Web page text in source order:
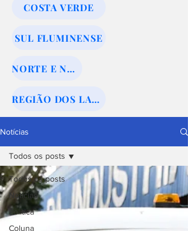
COSTA VERDE
SUL FLUMINENSE
NORTE E NOROESTE
REGIÃO DOS LAGOS
Notícias
Todos os posts
Notícias
Política
Coluna
Todos os posts